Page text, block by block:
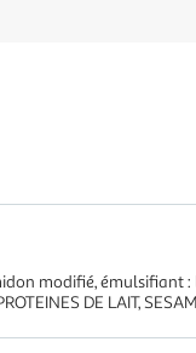
modifié, émulsifiant
DE LAIT,